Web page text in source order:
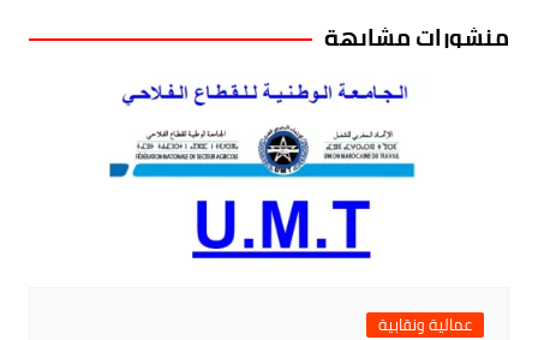
منشورات مشابهة
عمالية ونقابية